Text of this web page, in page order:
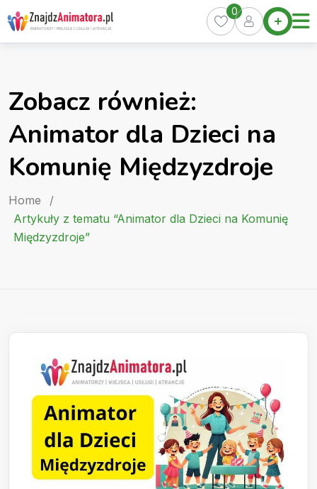
Skip
to
content
Home
Oferty
Kurs
Artykuły
0
Zobacz również:
Animator dla Dzieci na
Komunię Międzyzdroje
Home
/
Artykuły z tematu “Animator dla Dzieci na Komunię
Międzyzdroje”